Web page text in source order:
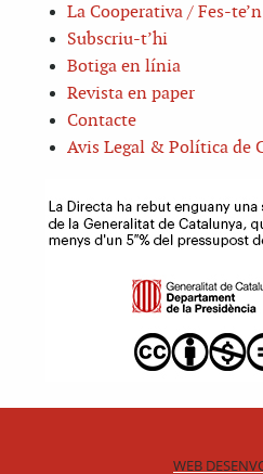
La Cooperativa / Fes-
Subscriu-t’hi
Botiga en línia
Revista en paper
Contacte
Avis Legal & Política de
WEB